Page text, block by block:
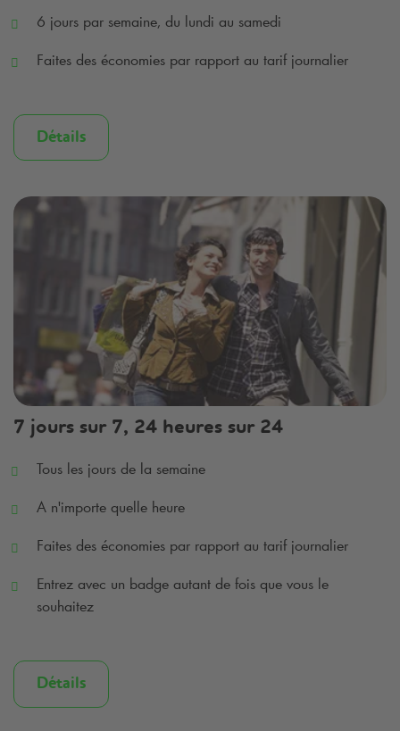
6 jours par semaine, du lundi au samedi
Faites des économies par rapport au tarif journalier
Détails
7 jours sur 7, 24 heures sur 24
Tous les jours de la semaine
A n'importe quelle heure
Faites des économies par rapport au tarif journalier
Entrez avec un badge autant de fois que vous le
souhaitez
Détails